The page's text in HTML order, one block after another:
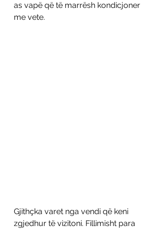
as vapë që të marrësh kondicjoner
me vete.
Gjithçka varet nga vendi që keni
zgjedhur të vizitoni. Fillimisht para